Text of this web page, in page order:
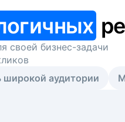
своей бизнес-задачи
широкой аудитории